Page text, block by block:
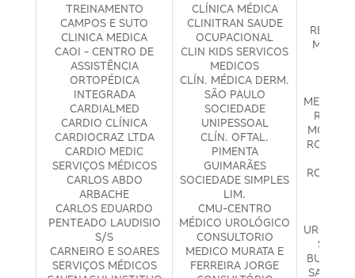
TREINAMENTO
CAMPOS E SUTO
CLINICA MEDICA
CAOI - CENTRO DE
ASSISTÊNCIA
ORTOPÉDICA
INTEGRADA
CARDIALMED
CARDIO CLÍNICA
CARDIOCRAZ LTDA
CARDIO MEDIC
SERVIÇOS MÉDICOS
CARLOS ABDO
ARBACHE
CARLOS EDUARDO
PENTEADO LAUDISIO
S/S
CARNEIRO E SOARES
SERVIÇOS MÉDICOS
CLÍNICA MÉDICA
CLINITRAN SAUDE
OCUPACIONAL
CLIN KIDS SERVICOS
MEDICOS
CLÍN. MÉDICA DERM.
SÃO PAULO
SOCIEDADE
UNIPESSOAL
CLÍN. OFTAL.
PIMENTA
GUIMARÃES
SOCIEDADE SIMPLES
LIM.
CMU-CENTRO
MÉDICO UROLÓGICO
CONSULTORIO
MEDICO MURATA E
FERREIRA JORGE
ROSANA
ROSANA
BUCO